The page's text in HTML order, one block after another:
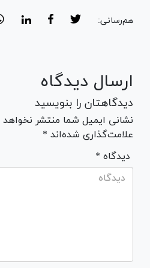
هم‌رسانی:
ارسال دیدگاه
دیدگاهتان را بنویسید
نشانی ایمیل شما منتشر
علامت‌گذاری شده‌اند *
* دیدگاه